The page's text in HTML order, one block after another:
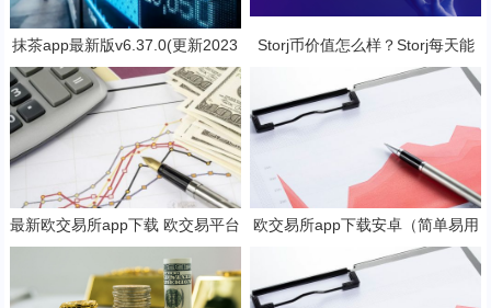
抹茶app最新版v6.37.0(更新2023
抹茶交易官网版本)
Storj币价值怎么样？Storj每天能
最新欧交易所app下载 欧交易平台
v6.17.0最新版
欧交易所app下载安卓（简单易用
的数字货币交易app）